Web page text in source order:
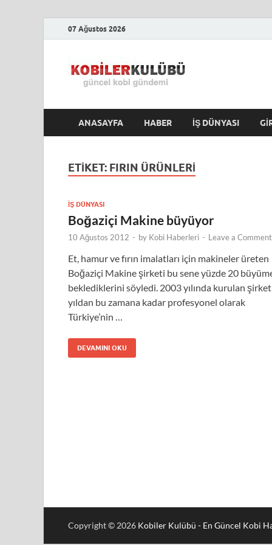
07 Ağustos 2026
ANASAYFA HABER İŞ DÜNYASI
ETIKET: FIRIN ÜRÜNLERI
İŞ DÜNYASI
Boğaziçi Makine büyüyor
10 Ağustos 2012 - by Kobi Haberleri - Leave a Comment
Et, hamur ve fırın imalatları için makineler üreten
Boğaziçi Makine şirketi bu sene yüzde 20
beklediklerini söyledi. 2003 yılında kurulan
yıldan bu zamana kadar profesyonel olarak
Türkiye’nin …
DEVAMINI OKU
Copyright © 2026 Kobiler Kulübü - En Güncel Kobi